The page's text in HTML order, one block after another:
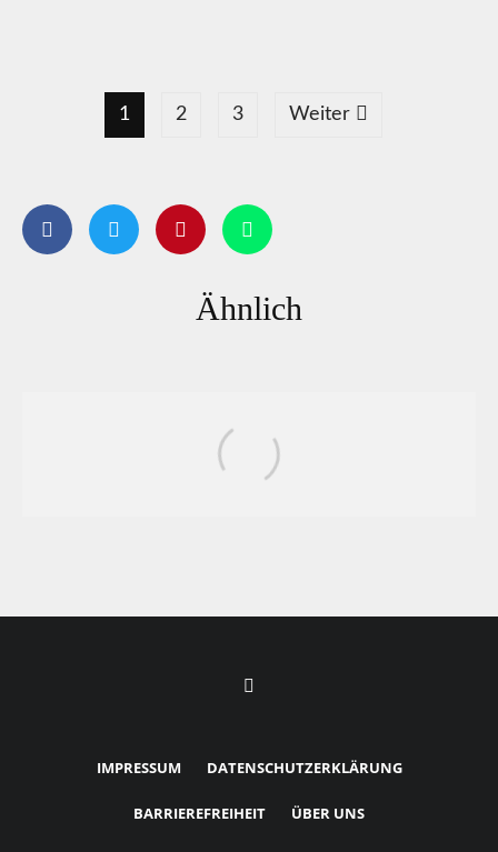
1 2 3 Weiter
Ähnlich
erwartet dein Sternzeichen im neuen Jahr
IMPRESSUM DATENSCHUTZERKLÄRUNG
BARRIEREFREIHEIT ÜBER UNS